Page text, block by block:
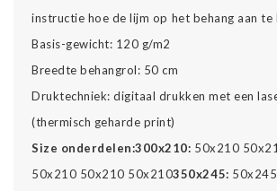
instructie hoe de lijm op het behang aan te
Basis-gewicht: 120 g/m2
Breedte behangrol: 50 cm
Druktechniek: digitaal drukken met een
(thermisch geharde print)
Size onderdelen:300x210: 50x210
50x210 50x210 50x210350x245: